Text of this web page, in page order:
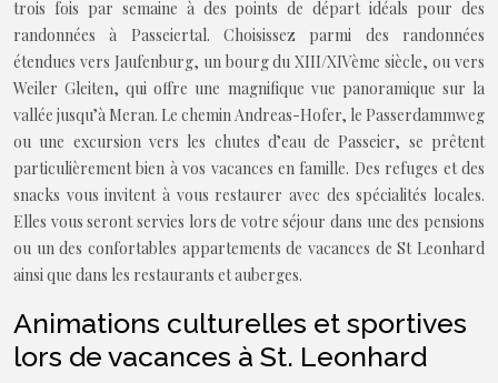
trois fois par semaine à des points de départ idéals pour des
randonnées à Passeiertal. Choisissez parmi des randonnées
étendues vers Jaufenburg, un bourg du XIII/XIVème siècle, ou vers
Weiler Gleiten, qui offre une magnifique vue panoramique sur la
vallée jusqu’à Meran. Le chemin Andreas-Hofer, le Passerdammweg
ou une excursion vers les chutes d’eau de Passeier, se prêtent
particulièrement bien à vos vacances en famille. Des refuges et des
snacks vous invitent à vous restaurer avec des spécialités locales.
Elles vous seront servies lors de votre séjour dans une des pensions
ou un des confortables appartements de vacances de St Leonhard
ainsi que dans les restaurants et auberges.
Animations culturelles et sportives
lors de vacances à St. Leonhard